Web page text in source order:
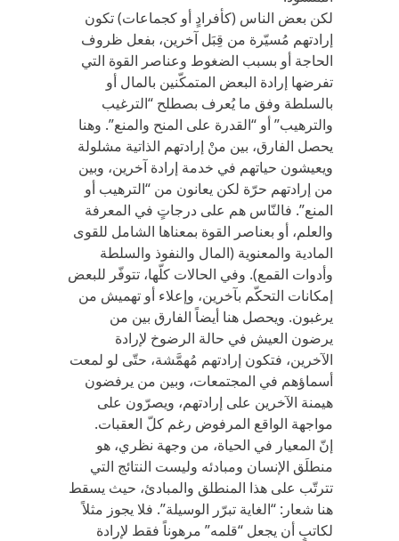
لكن بعض الناس (كأفرادٍ أو كجماعات) تكون
إرادتهم مُسيّرة من قِبَل آخرين، بفعل ظروف
الحاجة أو بسبب الضغوط وعناصر القوة التي
تفرضها إرادة البعض المتمكّنين بالمال أو
بالسلطة وفق ما يُعرف بصطلح “الترغيب
والترهيب” أو “القدرة على المنح والمنع”. وهنا
يحصل الفارق، بين منْ إرادتهم الذاتية مشلولة
ويعيشون حياتهم في خدمة إرادة آخرين، وبين
من إرادتهم حرّة لكن يعانون من “الترهيب أو
المنع”. فالنّاس هم على درجاتٍ في المعرفة
والعلم، أو بعناصر القوة بمعناها الشامل للقوى
المادية والمعنوية (المال والنفوذ والسلطة
وأدوات القمع). وفي الحالات كلّها، تتوفّر للبعض
إمكانات التحكّم بآخرين، وإعلاء أو تهميش من
يرغبون. ويحصل هنا أيضاً الفارق بين من
يرضون العيش في حالة الرضوخ لإرادة
الآخرين، فتكون إرادتهم مُهمَّشة، حتّى لو لمعت
أسماؤهم في المجتمعات، وبين من يرفضون
هيمنة الآخرين على إرادتهم، ويصرّون على
مواجهة الواقع المرفوض رغم كلّ العقبات.
إنّ المعيار في الحياة، من وجهة نظري، هو
منطلَق الإنسان ومبادئه وليست النتائج التي
تترتّب على هذا المنطلق والمبادئ، حيث يسقط
هنا شعار: “الغاية تبرّر الوسيلة”. فلا يجوز مثلاً
لكاتبٍ أن يجعل “قلمه” مرهوناً فقط لإرادة